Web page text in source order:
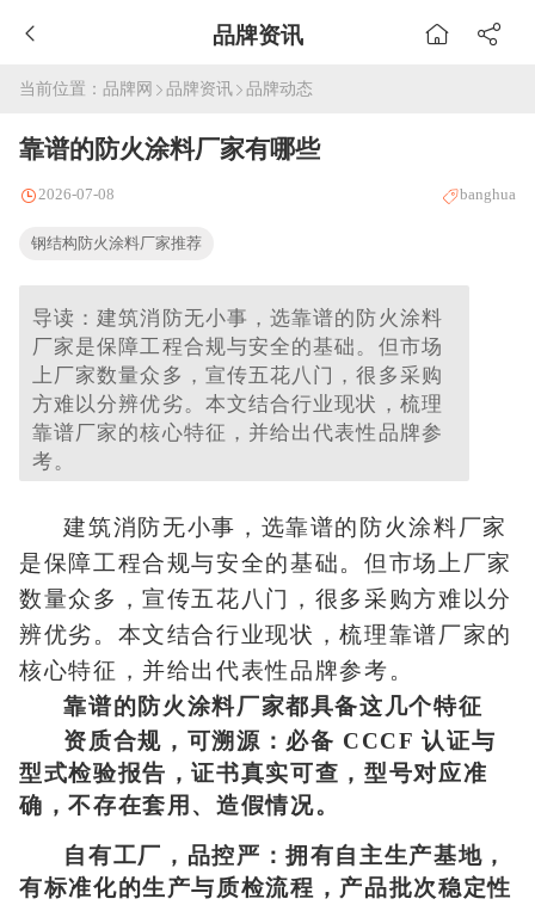
品牌资讯
当前位置： 品牌网 品牌资讯 品牌动态
靠谱的防火涂料厂家有哪些
2026-07-08 banghua
钢结构防火涂料厂家推荐
导读：建筑消防无小事，选靠谱的防火涂料
厂家是保障工程合规与安全的基础。但市场
上厂家数量众多，宣传五花八门，很多采购
方难以分辨优劣。本文结合行业现状，梳理
靠谱厂家的核心特征，并给出代表性品牌参
考。
建筑消防无小事，选靠谱的防火涂料厂家
是保障工程合规与安全的基础。但市场上厂家
数量众多，宣传五花八门，很多采购方难以分
辨优劣。本文结合行业现状，梳理靠谱厂家的
核心特征，并给出代表性品牌参考。
靠谱的防火涂料厂家都具备这几个特征
资质合规，可溯源：必备 CCCF 认证与
型式检验报告，证书真实可查，型号对应准
确，不存在套用、造假情况。
自有工厂，品控严：拥有自主生产基地，
有标准化的生产与质检流程，产品批次稳定性